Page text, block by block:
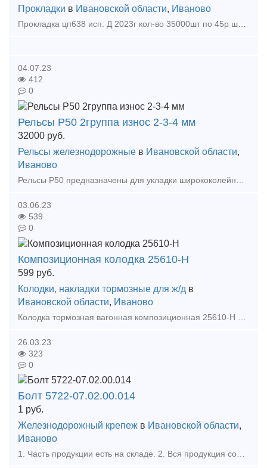
Прокладки в Ивановской области, Иваново
Прокладка цп638 исп. Д 2023г кол-во 35000шт по 45р шт Прокладка цп487 исп. Д 2023г кол-во 12000шт по 45р шт Прокладка цп74 исп. Д 2023г кол-во 2000шт по 39р шт Прокладка оп366 исп. Д 2023г к
04.07.23
412
0
Рельсы Р50 2группа износ 2-3-4 мм
32000 руб.
Рельсы железнодорожные в Ивановской области,
Иваново
03.06.23
539
0
Композиционная колодка 25610-Н
599 руб.
Колодки, накладки тормозные для ж/д в
Ивановской области, Иваново
26.03.23
323
0
Болт 5722-07.02.00.014
1 руб.
Железнодорожный крепеж в Ивановской области,
Иваново
1. Часть продукции есть на складе. 2. Вся продукция соответствует стандартам качества. 3. Срок изготовления: 25-30 рабочих дней с момента подписания сторонами договора. Готовы пос